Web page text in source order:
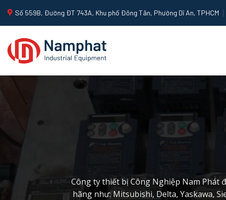
Số 559B, Đường ĐT 743A, Khu phố Đông Tân, Phường Dĩ An, TPHCM
Công ty thiết bị Công Nghiệp Nam Phát
hãng như: Mitsubishi, Delta, Yaskawa,